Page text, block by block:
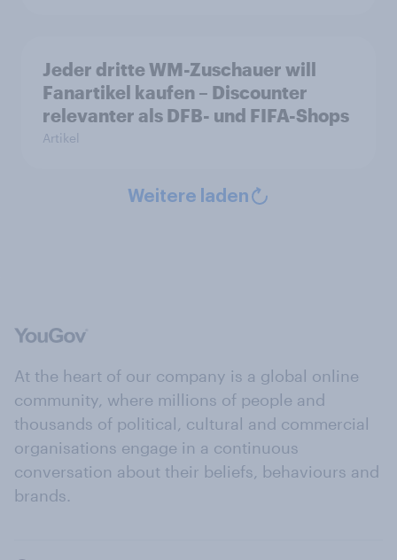
Jeder dritte WM-Zuschauer will
Fanartikel kaufen – Discounter
relevanter als DFB- und FIFA-Shops
Artikel
Weitere laden
At the heart of our company is a global online
community, where millions of people and
thousands of political, cultural and commercial
organisations engage in a continuous
conversation about their beliefs, behaviours and
brands.